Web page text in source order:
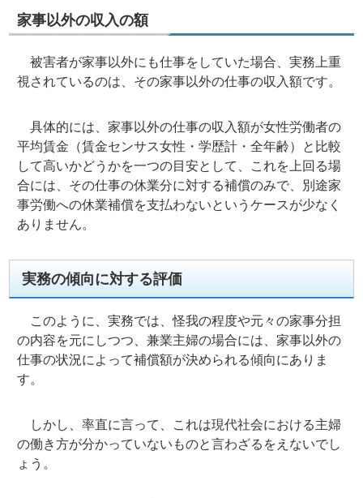
家事以外の収入の額
被害者が家事以外にも仕事をしていた場合、実務上重
視されているのは、その家事以外の仕事の収入額です。
具体的には、家事以外の仕事の収入額が女性労働者の
平均賃金（賃金センサス女性・学歴計・全年齢）と比較
して高いかどうかを一つの目安として、これを上回る場
合には、その仕事の休業分に対する補償のみで、別途家
事労働への休業補償を支払わないというケースが少なく
ありません。
実務の傾向に対する評価
このように、実務では、怪我の程度や元々の家事分担
の内容を元にしつつ、兼業主婦の場合には、家事以外の
仕事の状況によって補償額が決められる傾向にありま
す。
しかし、率直に言って、これは現代社会における主婦
の働き方が分かっていないものと言わざるをえないでし
ょう。